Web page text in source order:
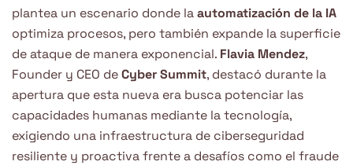
plantea un escenario donde laautomatización de la IA
optimiza procesos, pero también expande la superficie
de ataque de manera exponencial. Flavia Mendez,
Founder y CEO deCyber Summit, destacó durante la
apertura que esta nueva era busca potenciar las
capacidades humanas mediante la tecnología,
exigiendo una infraestructura de ciberseguridad
resiliente y proactiva frente a desafíos como el fraude